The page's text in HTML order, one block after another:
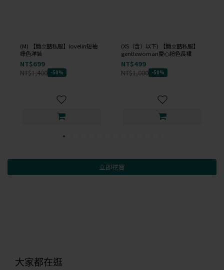
(M) 【簡立喆私服】lovelin短袖
綠色洋裝
NT$699
NT$1,400 -50%
(XS（含）以下) 【簡立喆私服】
gentlewoman愛心粉色長裙
NT$499
NT$1,000 -50%
立即挖寶
大家都在逛